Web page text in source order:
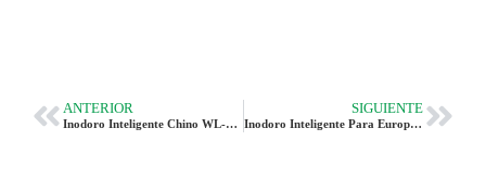
ANTERIOR
Inodoro Inteligente Chino WL-1016 - Función Exclusiva Como Un Inodoro Normal
SIGUIENTE
Inodoro Inteligente Para Europa CL-616 - Inodoro Inteligente Económico | Vleeo